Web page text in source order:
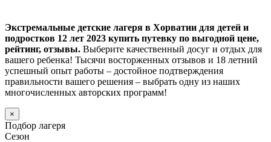
Экстремальные детские лагеря в Хорватии для детей и
подростков 12 лет 2023 купить путевку по выгодной цене,
рейтинг, отзывы. Выберите качественный досуг и отдых для
вашего ребенка! Тысячи восторженных отзывов и 18 летний
успешный опыт работы – достойное подтверждения
правильности вашего решения – выбрать одну из наших
многочисленных авторских программ!
×
Подбор лагеря
Сезон